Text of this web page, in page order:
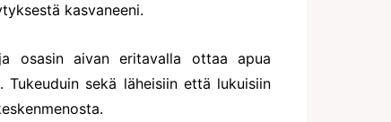
kasvaneeni.
osasin aivan eritavalla ottaa apua
sekä läheisiin että lukuisiin